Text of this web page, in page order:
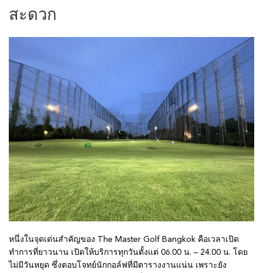
สะดวก
หนึ่งในจุดเด่นสำคัญของ The Master Golf Bangkok คือเวลาเปิด
ทำการที่ยาวนาน เปิดให้บริการทุกวันตั้งแต่ 06.00 น. – 24.00 น. โดย
ไม่มีวันหยุด ซึ่งตอบโจทย์นักกอล์ฟที่มีตารางงานแน่น เพราะยัง